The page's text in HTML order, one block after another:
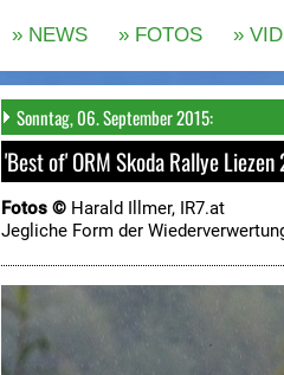
Sonntag, 06. September 2015:
'Best of' ORM Skoda Rallye
Fotos © Harald Illmer, IR7.at
Jegliche Form der